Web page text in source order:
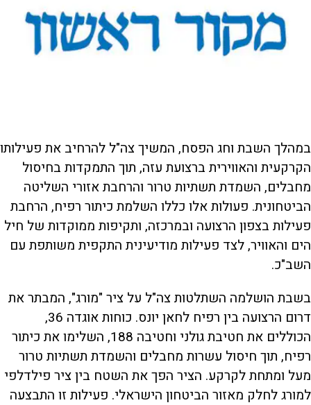
במהלך השבת וחג הפסח, המשיך צה"ל להרחיב את פעילותו
הקרקעית והאווירית ברצועת עזה, תוך התמקדות בחיסול
מחבלים, השמדת תשתיות טרור והרחבת אזורי השליטה
הביטחונית. פעולות אלו כללו השלמת כיתור רפיח, הרחבת
פעילות בצפון הרצועה ובמרכזה, ותקיפות ממוקדות של חיל
הים והאוויר, לצד פעילות מודיעינית התקפית משותפת עם
השב"כ.
בשבת הושלמה השתלטות צה"ל על ציר "מורג", המבתר את
דרום הרצועה בין רפיח לחאן יונס. כוחות אוגדה 36,
הכוללים את חטיבת גולני וחטיבה 188, השלימו את כיתור
רפיח, תוך חיסול עשרות מחבלים והשמדת תשתיות טרור
מעל ומתחת לקרקע. הציר הפך את השטח בין ציר פילדלפי
למורג לחלק מאזור הביטחון הישראלי. פעילות זו התבצעה